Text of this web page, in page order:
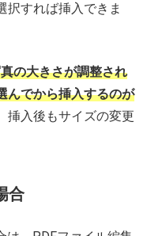
択すれば挿入できま
の大きさが調整され
んでから挿入するのが
挿入後もサイズの変更
合